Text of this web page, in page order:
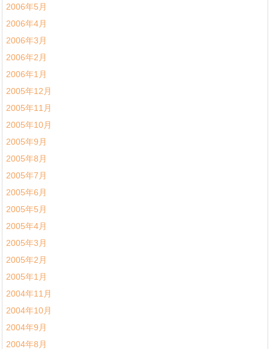
2006年5月
2006年4月
2006年3月
2006年2月
2006年1月
2005年12月
2005年11月
2005年10月
2005年9月
2005年8月
2005年7月
2005年6月
2005年5月
2005年4月
2005年3月
2005年2月
2005年1月
2004年11月
2004年10月
2004年9月
2004年8月